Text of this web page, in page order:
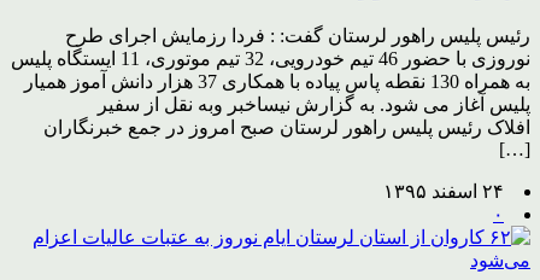
رئیس پلیس راهور لرستان گفت: : فردا رزمایش اجرای طرح
نوروزی با حضور 46 تیم خودرویی، 32 تیم موتوری، 11 ایستگاه پلیس
به همراه 130 نقطه پاس پیاده با همکاری 37 هزار دانش آموز همیار
پلیس آغاز می شود. به گزارش نیساخبر وبه نقل از سفیر
افلاک رئیس پلیس راهور لرستان صبح امروز در جمع خبرنگاران
[…]
۲۴ اسفند ۱۳۹۵
۰